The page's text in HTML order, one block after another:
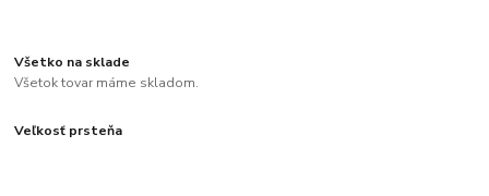
Všetko na sklade
Všetok tovar máme skladom.
Veľkosť prsteňa